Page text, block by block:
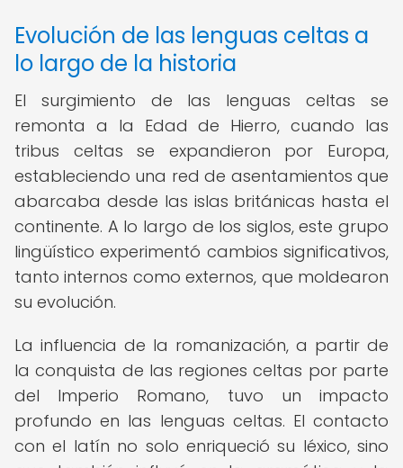
Evolución de las lenguas celtas a
lo largo de la historia
El surgimiento de las lenguas celtas se
remonta a la Edad de Hierro, cuando las
tribus celtas se expandieron por Europa,
estableciendo una red de asentamientos que
abarcaba desde las islas británicas hasta el
continente. A lo largo de los siglos, este grupo
lingüístico experimentó cambios significativos,
tanto internos como externos, que moldearon
su evolución.
La influencia de la romanización, a partir de
la conquista de las regiones celtas por parte
del Imperio Romano, tuvo un impacto
profundo en las lenguas celtas. El contacto
con el latín no solo enriqueció su léxico, sino